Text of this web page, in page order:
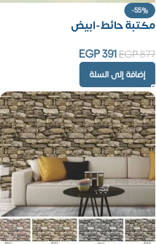
-55%
مكتبة حائط-ابيض
EGP877
EGP391
إضافة إلى السلة